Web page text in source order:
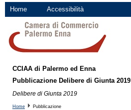
Home Accessibilità
CCIAA di Palermo ed Enna
Pubblicazione Delibere di Giunta 2019
Delibere di Giunta 2019
Home
Pubblicazione